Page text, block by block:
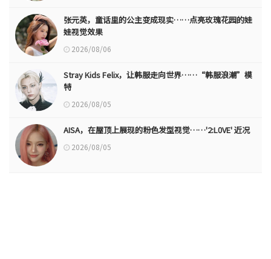
张元英，童话里的公主变成现实……点亮玫瑰花园的娃
娃视觉效果
2026/08/06
Stray Kids Felix，让韩服走向世界……“韩服浪潮”模
特
2026/08/05
AISA，在屋顶上展现的粉色发型视觉……'2:L0VE' 近况
2026/08/05